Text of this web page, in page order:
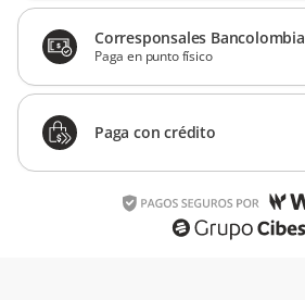
Corresponsales Bancolombia
Paga en punto físico
Paga con crédito